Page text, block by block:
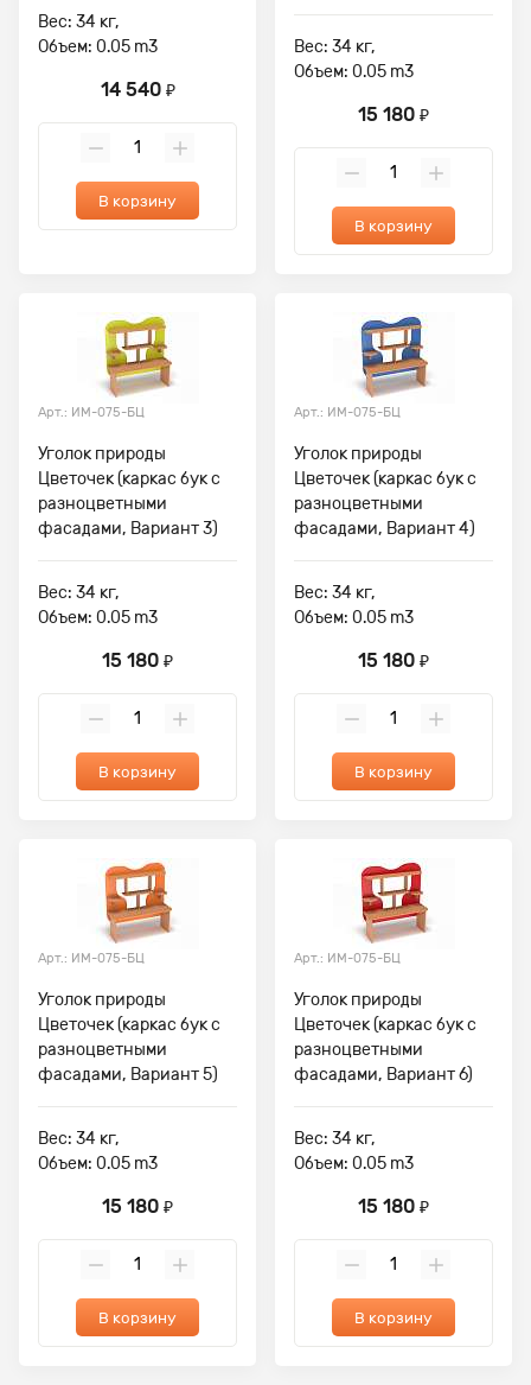
Вес: 34 кг,
Объем: 0.05 m3
14 540 ₽
В корзину
Вес: 34 кг,
Объем: 0.05 m3
15 180 ₽
В корзину
Арт.: ИМ-075-БЦ
Уголок природы
Цветочек (каркас бук с
разноцветными
фасадами, Вариант 3)
Вес: 34 кг,
Объем: 0.05 m3
15 180 ₽
В корзину
Арт.: ИМ-075-БЦ
Уголок природы
Цветочек (каркас бук с
разноцветными
фасадами, Вариант 4)
Вес: 34 кг,
Объем: 0.05 m3
15 180 ₽
В корзину
Арт.: ИМ-075-БЦ
Уголок природы
Цветочек (каркас бук с
разноцветными
фасадами, Вариант 5)
Вес: 34 кг,
Объем: 0.05 m3
15 180 ₽
В корзину
Арт.: ИМ-075-БЦ
Уголок природы
Цветочек (каркас бук с
разноцветными
фасадами, Вариант 6)
Вес: 34 кг,
Объем: 0.05 m3
15 180 ₽
В корзину